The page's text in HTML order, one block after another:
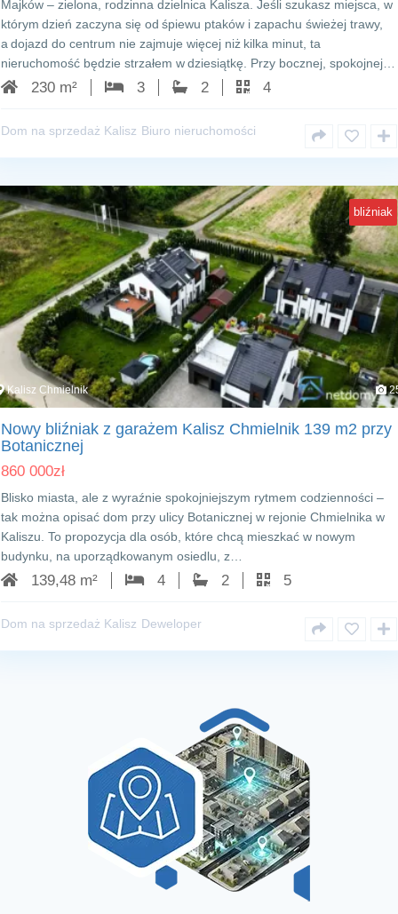
Majków – zielona, rodzinna dzielnica Kalisza. Jeśli szukasz miejsca, w
którym dzień zaczyna się od śpiewu ptaków i zapachu świeżej trawy,
a dojazd do centrum nie zajmuje więcej niż kilka minut, ta
nieruchomość będzie strzałem w dziesiątkę. Przy bocznej, spokojnej…
230 m² 3 2 4
Dom na sprzedaż Kalisz Biuro nieruchomości
bliźniak
Kalisz Chmielnik
Nowy bliźniak z garażem Kalisz Chmielnik 139 m2 przy
Botanicznej
860 000zł
Blisko miasta, ale z wyraźnie spokojniejszym rytmem codzienności –
tak można opisać dom przy ulicy Botanicznej w rejonie Chmielnika w
Kaliszu. To propozycja dla osób, które chcą mieszkać w nowym
budynku, na uporządkowanym osiedlu, z…
139,48 m² 4 2 5
Dom na sprzedaż Kalisz Deweloper